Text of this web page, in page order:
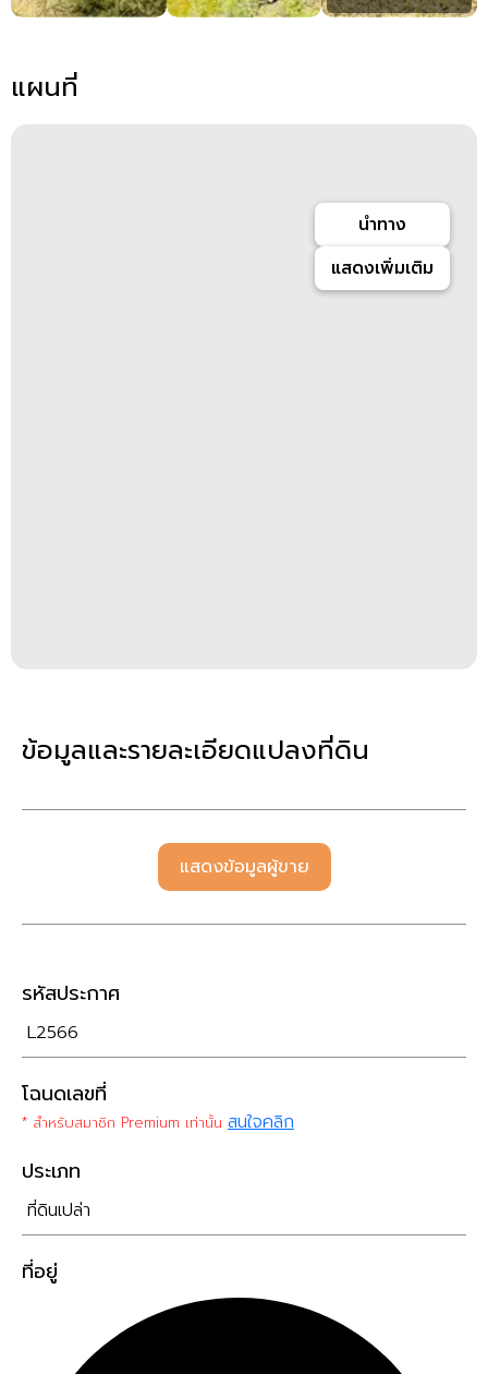
แผนที่
นำทาง
แสดงเพิ่มเติม
ข้อมูลและรายละเอียดแปลงที่ดิน
แสดงข้อมูลผู้ขาย
รหัสประกาศ
L2566
โฉนดเลขที่
* สำหรับสมาชิก Premium เท่านั้น สนใจคลิก
ประเภท
ที่ดินเปล่า
ที่อยู่